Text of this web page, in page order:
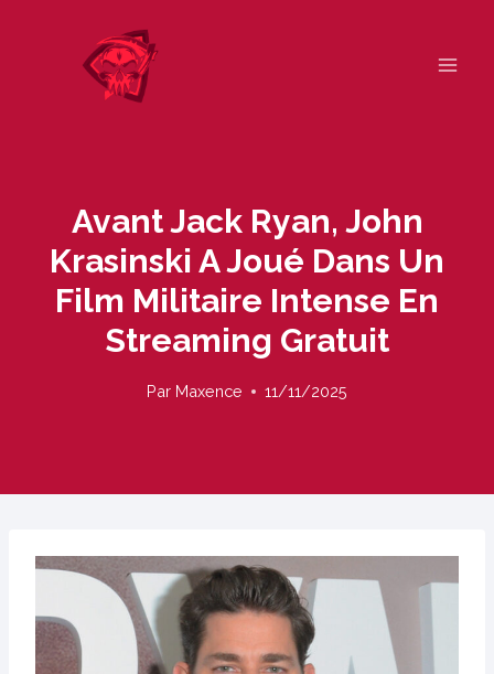
Avant Jack Ryan, John
Krasinski A Joué Dans Un
Film Militaire Intense En
Streaming Gratuit
Par Maxence 11/11/2025